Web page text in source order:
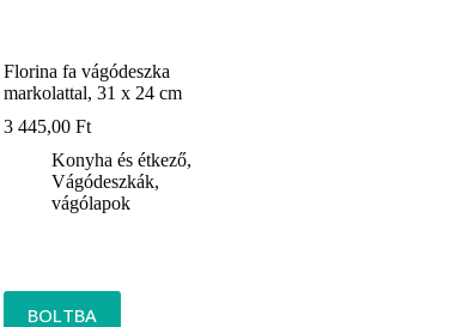
Florina fa vágódeszka
markolattal, 31 x 24 cm
3 445,00Ft
Konyha és étkező,
Vágódeszkák,
vágólapok
BOLTBA